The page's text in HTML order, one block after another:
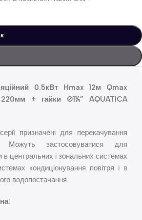
0.5кВт Hmax 12м Qmax
+ гайки Ø1¼” AQUATICA
призначені для перекачування
Можуть застосовуватися для
в центральних і зональних системах
кондиціонування повітря і в
водопостачання.